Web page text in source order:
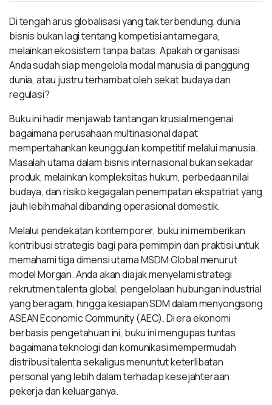
Di tengah arus globalisasi yang tak terbendung, dunia
bisnis bukan lagi tentang kompetisi antarnegara,
melainkan ekosistem tanpa batas. Apakah organisasi
Anda sudah siap mengelola modal manusia di panggung
dunia, atau justru terhambat oleh sekat budaya dan
regulasi?
Buku ini hadir menjawab tantangan krusial mengenai
bagaimana perusahaan multinasional dapat
mempertahankan keunggulan kompetitif melalui manusia.
Masalah utama dalam bisnis internasional bukan sekadar
produk, melainkan kompleksitas hukum, perbedaan nilai
budaya, dan risiko kegagalan penempatan ekspatriat yang
jauh lebih mahal dibanding operasional domestik.
Melalui pendekatan kontemporer, buku ini memberikan
kontribusi strategis bagi para pemimpin dan praktisi untuk
memahami tiga dimensi utama MSDM Global menurut
model Morgan. Anda akan diajak menyelami strategi
rekrutmen talenta global, pengelolaan hubungan industrial
yang beragam, hingga kesiapan SDM dalam menyongsong
ASEAN Economic Community (AEC). Di era ekonomi
berbasis pengetahuan ini, buku ini mengupas tuntas
bagaimana teknologi dan komunikasi mempermudah
distribusi talenta sekaligus menuntut keterlibatan
personal yang lebih dalam terhadap kesejahteraan
pekerja dan keluarganya.